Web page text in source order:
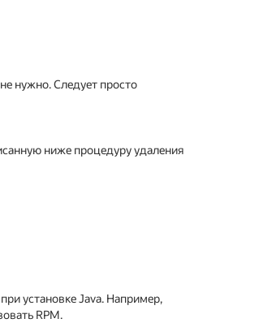
нужно. Следует просто
ниже процедуру удаления
установке Java. Например,
RPM.